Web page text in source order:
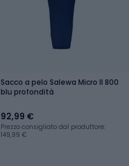
Sacco a pelo Salewa Micro II 800
blu profondità
92,99 €
Prezzo consigliato dal produttore:
149,99 €